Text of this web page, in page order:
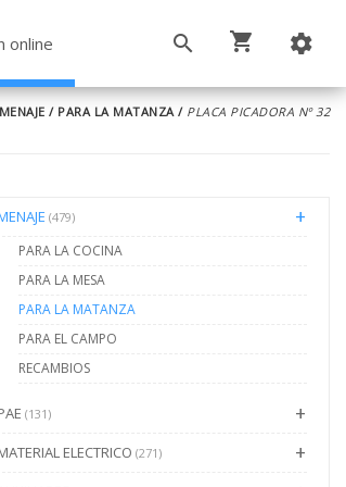
online
MENAJE / PARA LA MATANZA/ PLACA PICADORA Nº 32
(479)
PARA LA COCINA
PARA LA MESA
PARA LA MATANZA
PARA EL CAMPO
RECAMBIOS
(131)
ELECTRICO (271)